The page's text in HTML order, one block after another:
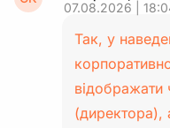
07.08.2026 |
Так, у
відображати
(директора),